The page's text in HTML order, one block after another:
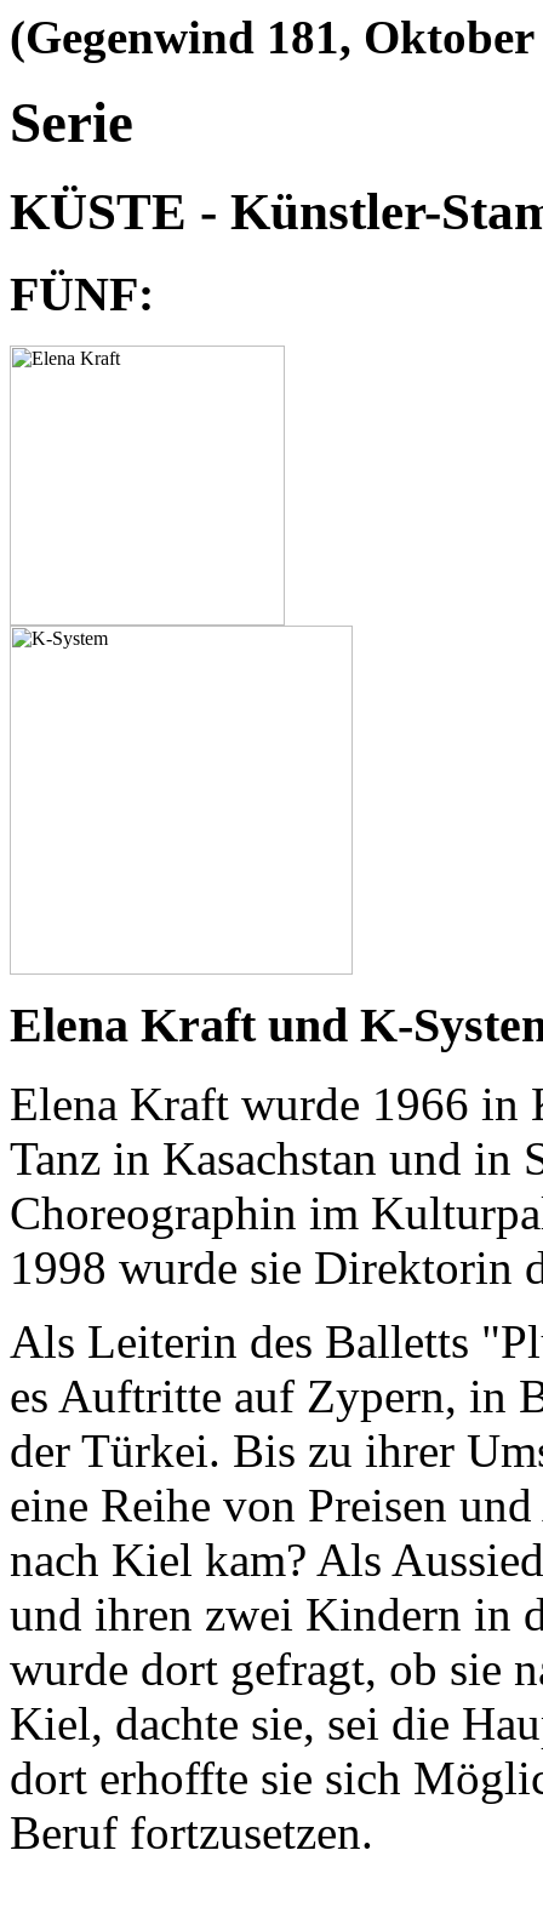
(Gegenwind 181, Oktober
Serie
KÜSTE - Künstler-
FÜNF:
Elena Kraft und K-
Elena Kraft wurde 1966 in
Tanz in Kasachstan und in
Choreographin im
1998 wurde sie Direktorin
Als Leiterin des Balletts
es Auftritte auf Zypern, in
der Türkei. Bis zu ihrer
eine Reihe von Preisen
nach Kiel kam? Als
und ihren zwei Kindern in
wurde dort gefragt, ob sie
Kiel, dachte sie, sei die
dort erhoffte sie sich
Beruf fortzusetzen.